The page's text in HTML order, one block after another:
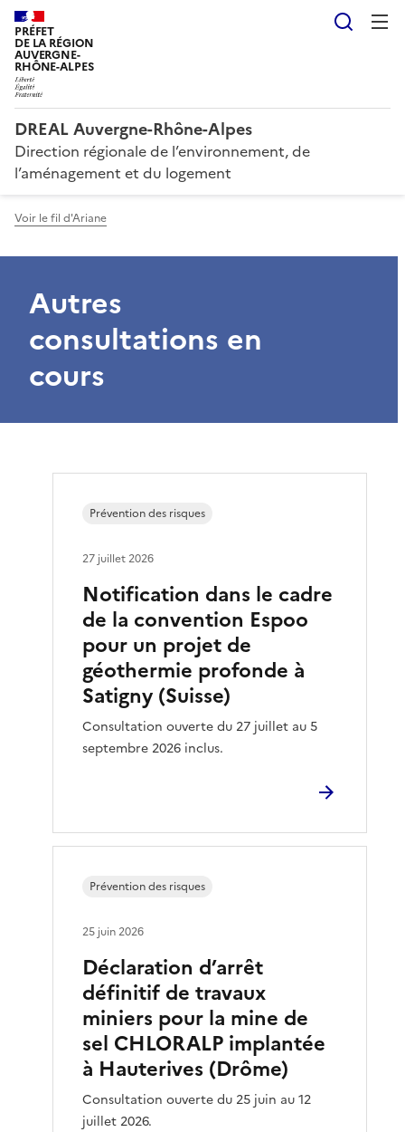
PRÉFET
DE LA RÉGION
AUVERGNE-
RHÔNE-ALPES
DREAL Auvergne-Rhône-Alpes
Direction régionale de l’environnement, de
l’aménagement et du logement
Voir le fil d'Ariane
Autres
consultations en
cours
Notification dans le cadre
de la convention Espoo
pour un projet de
géothermie profonde à
Satigny (Suisse)
Consultation ouverte du 27 juillet au 5
septembre 2026 inclus.
Prévention des risques
27 juillet 2026
Déclaration d’arrêt
définitif de travaux
miniers pour la mine de
sel CHLORALP implantée
à Hauterives (Drôme)
Consultation ouverte du 25 juin au 12
juillet 2026.
Prévention des risques
25 juin 2026